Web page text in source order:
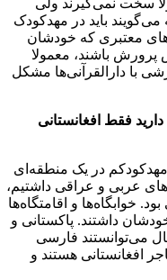
باید در مهدکودک
معتبری که خودشان
پرورش باشند، معمولا
با دارالقرآنی‌ها مشکل
فقط افغانستانی
در یک منطقه‌ای
عربی و عراقی داشتیم،
خوابگاه‌ها و اقامتگاه‌ها
داشتند. پاکستانی و
می‌توانستند فارسی
افغانستانی هستند و